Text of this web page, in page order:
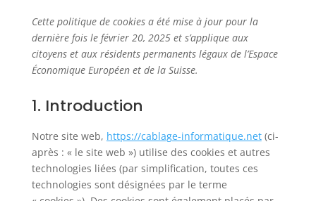
Cette politique de cookies a été mise à jour pour la
dernière fois le février 20, 2025 et s’applique aux
citoyens et aux résidents permanents légaux de l’Espace
Économique Européen et de la Suisse.
1. Introduction
Notre site web, https://cablage-informatique.net(ci-
après : « le site web ») utilise des cookies et autres
technologies liées (par simplification, toutes ces
technologies sont désignées par le terme